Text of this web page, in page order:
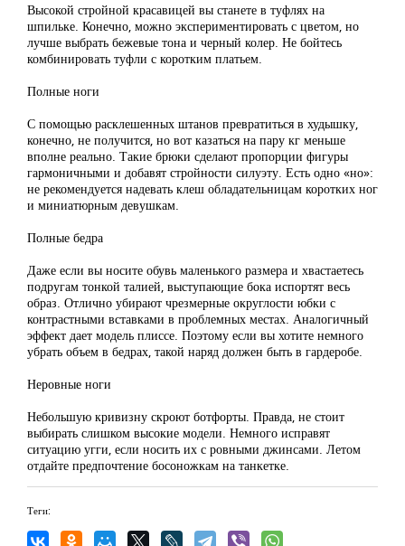
Высокой стройной красавицей вы станете в туфлях на
шпильке. Конечно, можно экспериментировать с цветом, но
лучше выбрать бежевые тона и черный колер. Не бойтесь
комбинировать туфли с коротким платьем.
Полные ноги
С помощью расклешенных штанов превратиться в худышку,
конечно, не получится, но вот казаться на пару кг меньше
вполне реально. Такие брюки сделают пропорции фигуры
гармоничными и добавят стройности силуэту. Есть одно «но»:
не рекомендуется надевать клеш обладательницам коротких ног
и миниатюрным девушкам.
Полные бедра
Даже если вы носите обувь маленького размера и хвастаетесь
подругам тонкой талией, выступающие бока испортят весь
образ. Отлично убирают чрезмерные округлости юбки с
контрастными вставками в проблемных местах. Аналогичный
эффект дает модель плиссе. Поэтому если вы хотите немного
убрать объем в бедрах, такой наряд должен быть в гардеробе.
Неровные ноги
Небольшую кривизну скроют ботфорты. Правда, не стоит
выбирать слишком высокие модели. Немного исправят
ситуацию угги, если носить их с ровными джинсами. Летом
отдайте предпочтение босоножкам на танкетке.
Теги: